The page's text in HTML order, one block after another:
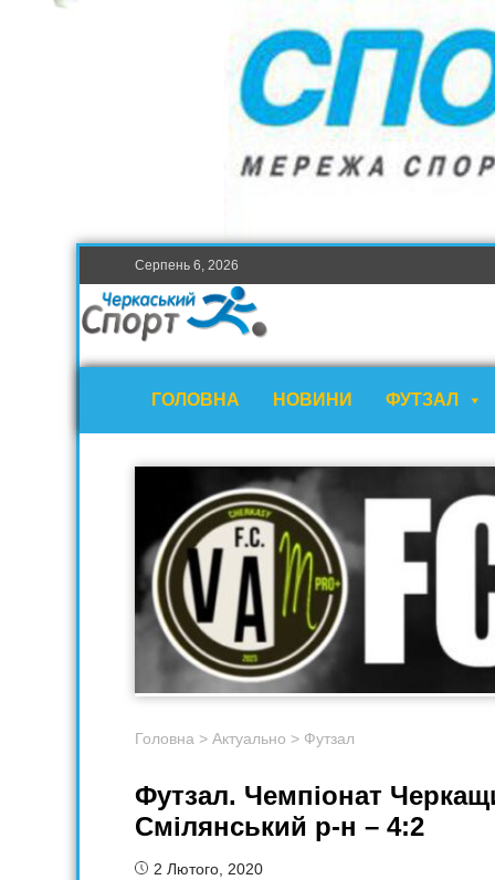
Серпень 6, 2026
ГОЛОВНА НОВИНИ ФУТЗАЛ
Головна > Актуально > Футзал
Футзал. Чемпіонат
Смілянський р-н – 4:2
2 Лютого, 2020